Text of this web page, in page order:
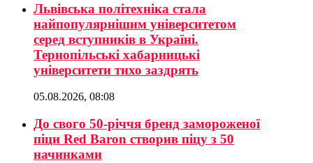
Львівська політехніка стала
найпопулярнішим університетом
серед вступників в Україні.
Тернопільські хабарницькі
університети тихо заздрять
05.08.2026, 08:08
До свого 50-річчя бренд замороженої
піци Red Baron створив піцу з 50
начинками